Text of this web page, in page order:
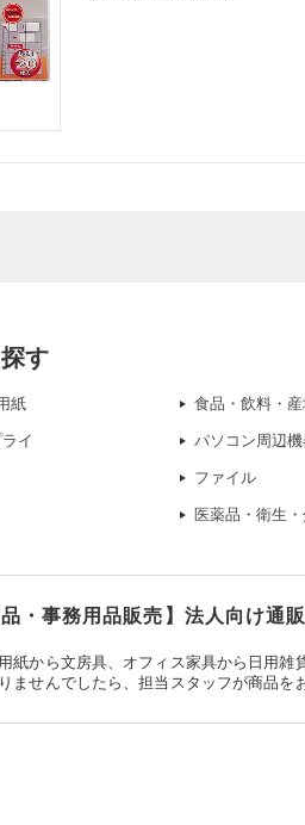
す
紙 食品・飲料・
イ パソコン周辺
ファイル
医薬品・衛生
・事務用品販売】法人向け通
紙から文房具、オフィス家具から日用雑
ませんでしたら、担当スタッフが商品を